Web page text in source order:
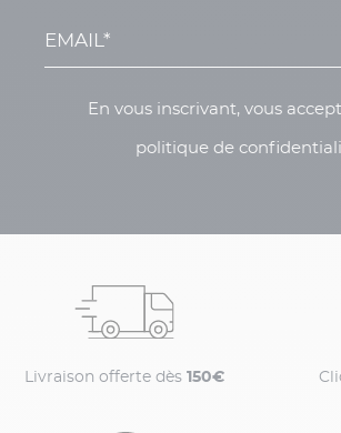
En vous inscrivant, vous
politique de
Livraison offerte dès 150€